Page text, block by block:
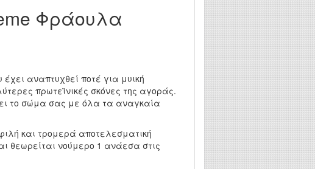
Φράουλα
αναπτυχθεί ποτέ για μυική
πρωτεϊνικές σκόνες της αγοράς.
το σώμα σας με όλα τα αναγκαία
και τρομερά αποτελεσματική
θεωρείται νούμερο 1 ανάεσα στις